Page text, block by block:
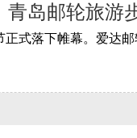
岛邮轮旅游